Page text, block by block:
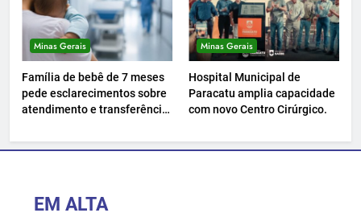
Minas Gerais
Família de bebê de 7 meses
pede esclarecimentos sobre
atendimento e transferência
Minas Gerais
Hospital Municipal de
Paracatu amplia capacidade
com novo Centro Cirúrgico.
EM ALTA